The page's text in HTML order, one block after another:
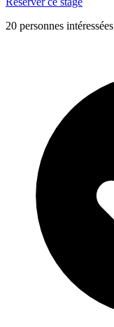
20 personnes intéressées